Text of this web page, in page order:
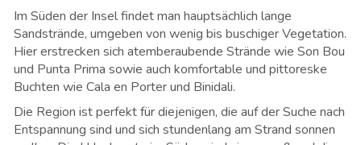
Im Süden der Insel findet man hauptsächlich lange
Sandstrände, umgeben von wenig bis buschiger Vegetation.
Hier erstrecken sich atemberaubende Strände wie Son Bou
und Punta Prima sowie auch komfortable und pittoreske
Buchten wie Cala en Porter und Binidali.
Die Region ist perfekt für diejenigen, die auf der Suche nach
Entspannung sind und sich stundenlang am Strand sonnen